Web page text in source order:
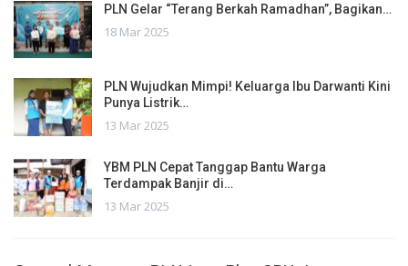
PLN Gelar “Terang Berkah Ramadhan”, Bagikan…
18 Mar 2025
PLN Wujudkan Mimpi! Keluarga Ibu Darwanti Kini
Punya Listrik…
13 Mar 2025
YBM PLN Cepat Tanggap Bantu Warga
Terdampak Banjir di…
13 Mar 2025